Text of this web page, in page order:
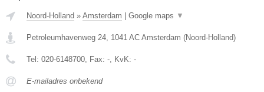
Noord-Holland » Amsterdam Google maps ▼
Petroleumhavenweg 24 1041 AC Amsterdam (Noord-Holland)
Tel: 020-6148700 , Fax: - , KvK: -
E-mailadres onbekend